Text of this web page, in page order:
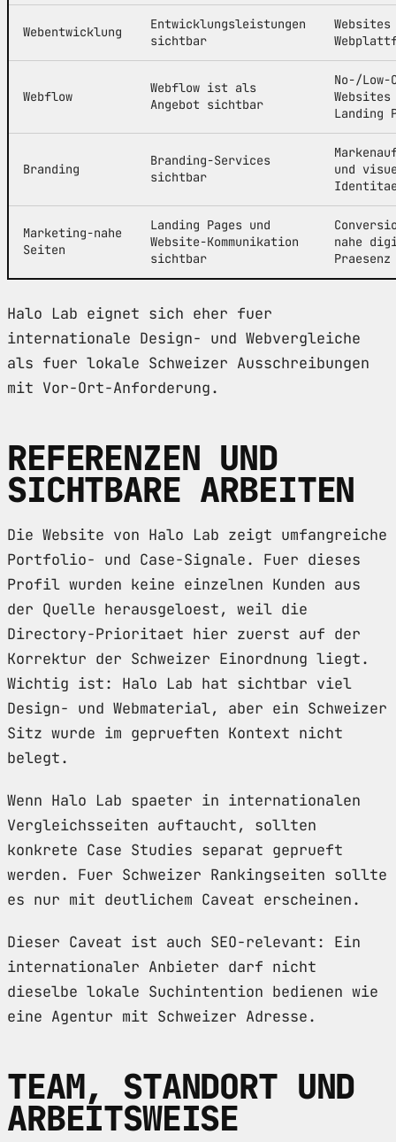
Webentwicklung
Entwicklungsleistungen
sichtbar
Websites
Webflow
Webflow ist als
Angebot sichtbar
No-/Low-
Websites
Landing
Branding
Branding-Services
sichtbar
und
Marketing-nahe
Seiten
Landing Pages und
Website-Kommunikation
sichtbar
nahe
Praesenz
Halo Lab eignet sich eher fuer
internationale Design- und Webvergleiche
als fuer lokale Schweizer Ausschreibungen
mit Vor-Ort-Anforderung.
REFERENZEN UND
SICHTBARE ARBEITEN
Die Website von Halo Lab zeigt umfangreiche
Portfolio- und Case-Signale. Fuer dieses
Profil wurden keine einzelnen Kunden aus
der Quelle herausgeloest, weil die
Directory-Prioritaet hier zuerst auf der
Korrektur der Schweizer Einordnung liegt.
Wichtig ist: Halo Lab hat sichtbar viel
Design- und Webmaterial, aber ein Schweizer
Sitz wurde im geprueften Kontext nicht
belegt.
Wenn Halo Lab spaeter in internationalen
Vergleichsseiten auftaucht, sollten
konkrete Case Studies separat geprueft
werden. Fuer Schweizer Rankingseiten sollte
es nur mit deutlichem Caveat erscheinen.
Dieser Caveat ist auch SEO-relevant: Ein
internationaler Anbieter darf nicht
dieselbe lokale Suchintention bedienen wie
eine Agentur mit Schweizer Adresse.
TEAM, STANDORT UND
ARBEITSWEISE